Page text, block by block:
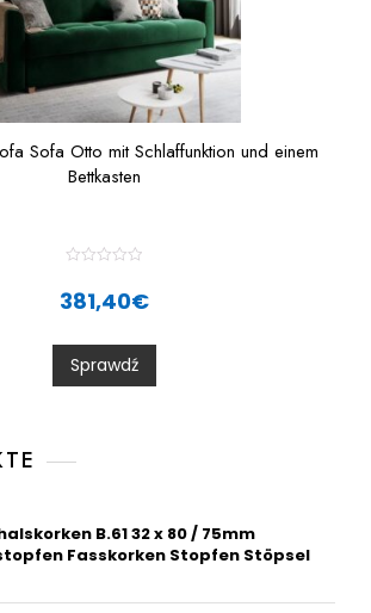
Sofa Otto mit Schlaffunktion und einem
Bettkasten
a
t
0
o
t
381,40€
Sprawdź
B.61 32 x 80 / 75mm
Fasskorken Stopfen Stöpsel